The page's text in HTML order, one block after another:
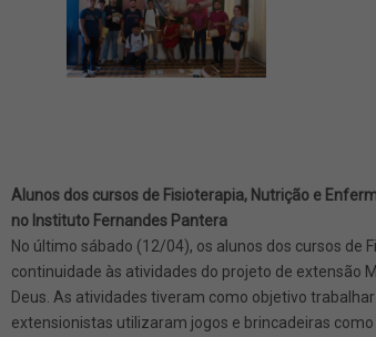
Alunos dos cursos de Fisioterapia, Nutrição e
no Instituto Fernandes Pantera
No último sábado (12/04), os alunos dos cursos
continuidade às atividades do projeto de extensão
Deus. As atividades tiveram como objetivo
extensionistas utilizaram jogos e brincadeiras